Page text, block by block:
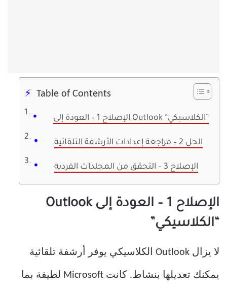
Table of Contents
الإصلاح 1 – العودة إلى Outlook “الكلاسيكي”
الحل 2 – مراجعة إعدادات الأرشفة التلقائية
الإصلاح 3 – التحقق من المجلدات الفردية
الإصلاح 1 – العودة إلى Outlook
“الكلاسيكي”
لا يزال Outlook الكلاسيكي يوفر أرشفة تلقائية
يمكنك تعديلها بنشاط. كانت Microsoft لطيفة بما